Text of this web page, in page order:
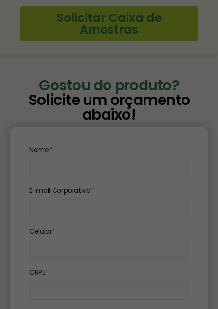
Solicitar Caixa de
Amostras
Gostou do produto?
Solicite um orçamento
abaixo!
Nome*
E-mail Corporativo*
Celular*
CNPJ